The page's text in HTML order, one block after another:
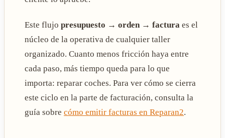
Este flujo presupuesto → orden → factura es el
núcleo de la operativa de cualquier taller
organizado. Cuanto menos fricción haya entre
cada paso, más tiempo queda para lo que
importa: reparar coches. Para ver cómo se cierra
este ciclo en la parte de facturación, consulta la
guía sobre cómo emitir facturas en Reparan2.